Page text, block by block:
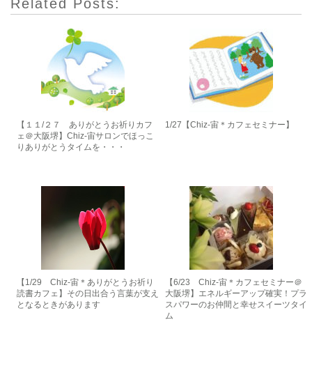
Related Posts:
【１１/２７ ありがとうお祈りカフ
ェ＠大阪堺】Chiz-宙サロンでほっこ
りありがとうタイムを・・・
1/27【Chiz-宙＊カフェセミナー】
【1/29 Chiz-宙＊ありがとうお祈り
読書カフェ】その日出合う言葉が支え
となるときがあります
【6/23 Chiz-宙＊カフェセミナー＠
大阪堺】エネルギーアップ確実！プラ
スパワーのお仲間と幸せスイーツタイ
ム